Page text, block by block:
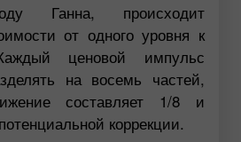
Ганна, происходит
от одного уровня к
ценовой импульс
на восемь частей,
составляет 1/8 и
коррекции.